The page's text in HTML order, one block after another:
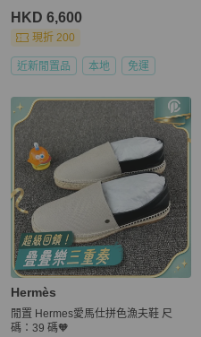
HKD 6,600
現折 200
近新閒置品 本地 免運
Hermès
閒置 Hermes愛馬仕拼色漁夫鞋 尺
碼：39 碼🧡